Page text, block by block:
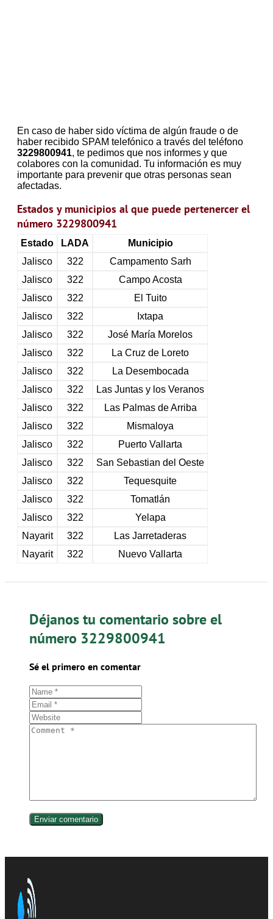
En caso de haber sido víctima de algún fraude o de
haber recibido SPAM telefónico a través del teléfono
3229800941, te pedimos que nos informes y que
colabores con la comunidad. Tu información es muy
importante para prevenir que otras personas sean
afectadas.
Estados y municipios al que puede pertenercer el
número 3229800941
Estado LADA
Municipio
Jalisco
322
Campamento Sarh
Jalisco
322
Campo Acosta
Jalisco
322
El Tuito
Jalisco
322
Ixtapa
Jalisco
322
José María Morelos
Jalisco
322
La Cruz de Loreto
Jalisco
322
La Desembocada
Jalisco
322
Las Juntas y los Veranos
Jalisco
322
Las Palmas de Arriba
Jalisco
322
Mismaloya
Jalisco
322
Puerto Vallarta
Jalisco
322
San Sebastian del Oeste
Jalisco
322
Tequesquite
Jalisco
322
Tomatlán
Jalisco
322
Yelapa
Nayarit
322
Las Jarretaderas
Nayarit
322 Nuevo Vallarta
Déjanos tu comentario sobre el
número 3229800941
Sé el primero en comentar